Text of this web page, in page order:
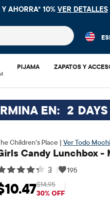
AHORRA* 10% VER DETALLES
las búsquedas más
¿Qué
estás
PIJAMA ZAPATOS Y
EN: 2 DAYS
Children’s Place | Ver Todo
Candy Lunchbox -
3 | 195
de venta: $10.47Precio original:
$14.95
30% OFF